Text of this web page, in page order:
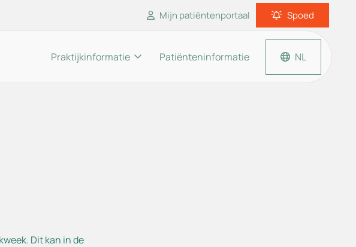
Mijn patiëntenportaal Spoed
Praktijkinformatie Patiënteninformatie NL
Dit kan in de